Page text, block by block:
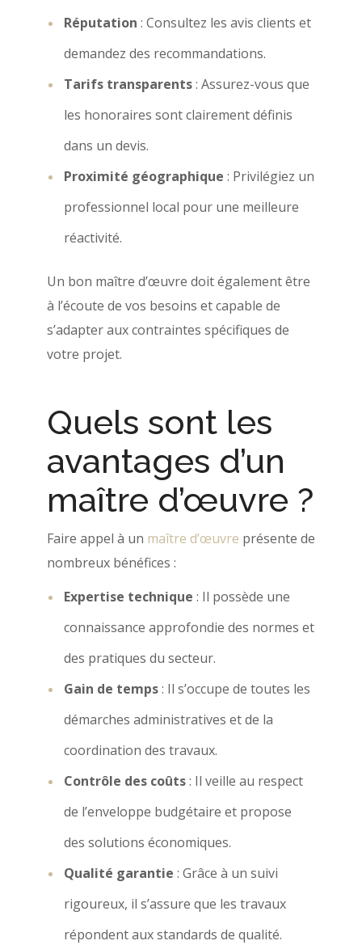
Réputation : Consultez les avis clients et
demandez des recommandations.
Tarifs transparents: Assurez-vous que
les honoraires sont clairement définis
dans un devis.
Proximité géographique : Privilégiez un
professionnel local pour une meilleure
réactivité.
Un bon maître d’œuvre doit également être
à l’écoute de vos besoins et capable de
s’adapter aux contraintes spécifiques de
votre projet.
Quels sont les
avantages d’un
maître d’œuvre ?
Faire appel à un maître d’œuvre présente de
nombreux bénéfices :
Expertise technique : Il possède une
connaissance approfondie des normes et
des pratiques du secteur.
Gain de temps: Il s’occupe de toutes les
démarches administratives et de la
coordination des travaux.
Contrôle des coûts: Il veille au respect
de l’enveloppe budgétaire et propose
des solutions économiques.
Qualité garantie : Grâce à un suivi
rigoureux, il s’assure que les travaux
répondent aux standards de qualité.